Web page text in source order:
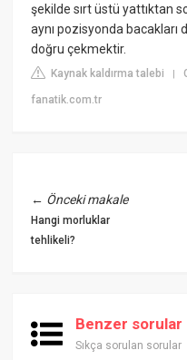
şekilde sırt üstü yattıktan
aynı pozisyonda bacakları
doğru çekmektir.
Kaynak kaldırma talebi |
fanatik.com.tr
← Önceki makale
Hangi morluklar
tehlikeli?
Benzer sorular
Sıkça sorulan sorular